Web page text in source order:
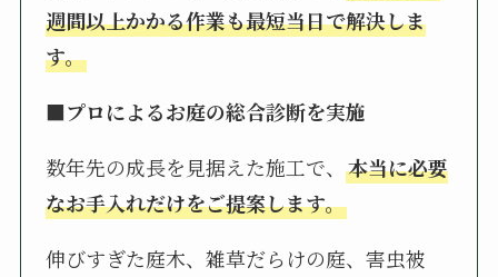
週間以上かかる作業も最短当日で解決しま
す。
■プロによるお庭の総合診断を実施
数年先の成長を見据えた施工で、本当に必要
なお手入れだけをご提案します。
伸びすぎた庭木、雑草だらけの庭、害虫被